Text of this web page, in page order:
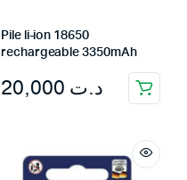
Pile li-ion 18650
rechargeable 3350mAh
د.ت